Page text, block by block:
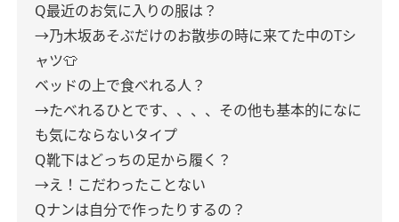
Q最近のお気に入りの服は？
→乃木坂あそぶだけのお散歩の時に来てた中のTシ
ャツ👕
ベッドの上で食べれる人？
→たべれるひとです、、、、その他も基本的になに
も気にならないタイプ
Q靴下はどっちの足から履く？
→え！こだわったことない
Qナンは自分で作ったりするの？